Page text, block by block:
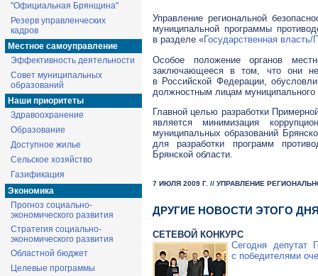
"Официальная Брянщина"
Резерв управленческих
кадров
Местное самоуправление
Эффективность деятельности
Совет муниципальных
образований
Наши приоритеты
Здравоохранение
Образование
Доступное жилье
Сельское хозяйство
Газификация
Экономика
Прогноз социально-
экономического развития
Стратегия социально-
экономического развития
Областной бюджет
Целевые программы
Управление региональной
муниципальной программы
в разделе «Государственная
Особое положение органов
заключающееся в том, что они не
в Российской Федерации,
должностным лицам муниципального
Главной целью разработки
является минимизация
муниципальных образований
для разработки программ
Брянской области.
7 ИЮЛЯ 2009 Г. // УПРАВЛЕНИЕ
ДРУГИЕ НОВОСТИ ЭТОГО
СЕТЕВОЙ КОНКУРС
Сегодня депутат
с победителями